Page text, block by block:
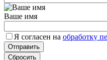
Ваше имя
Я согласен на обработку